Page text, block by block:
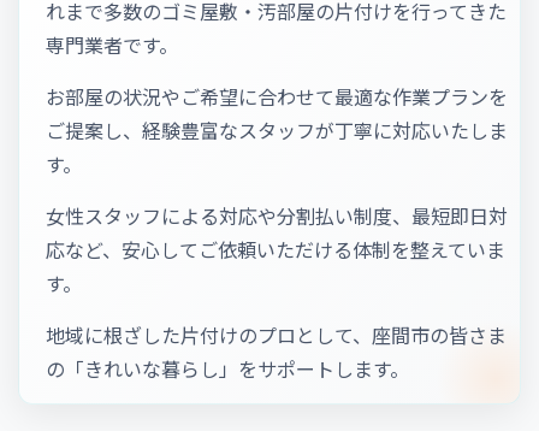
れまで多数のゴミ屋敷・汚部屋の片付けを行ってきた
専門業者です。
お部屋の状況やご希望に合わせて最適な作業プランを
ご提案し、経験豊富なスタッフが丁寧に対応いたしま
す。
女性スタッフによる対応や分割払い制度、最短即日対
応など、安心してご依頼いただける体制を整えていま
す。
地域に根ざした片付けのプロとして、座間市の皆さま
の「きれいな暮らし」をサポートします。